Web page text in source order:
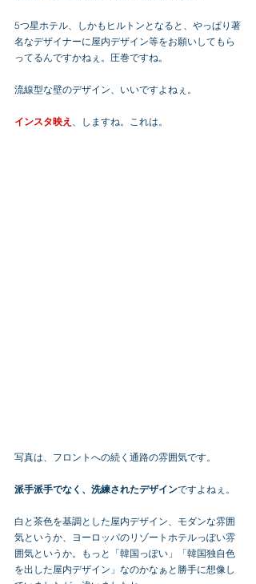
5つ星ホテル、しかもヒルトンとなると、やっぱり著
名なデザイナーに屋内デザイン等をお願いしてもら
ってるんですかねぇ。圧巻ですね。
流線型な壁のデザイン、いいですよねぇ。
インスタ映え 、しますね。これは。
写真は、フロントへの続く通路の雰囲気です。
派手派手でなく、洗練されたデザインですよねぇ。
白と茶色を基調とした屋内デザイン、モダンな雰囲
気というか、ヨーロッパのリゾートホテルっぽい雰
囲気というか。もっと「韓国っぽい」「韓国独自色
を出した屋内デザイン」なのかなぁと勝手に想像し